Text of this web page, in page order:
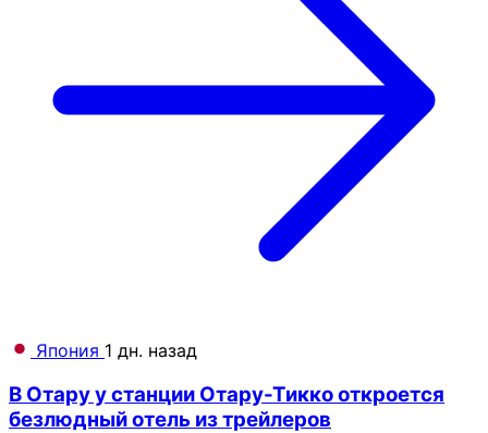
Япония 1 дн. назад
В Отару у станции Отару-Тикко откроется
безлюдный отель из трейлеров